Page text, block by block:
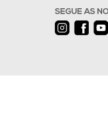
SEGUE AS